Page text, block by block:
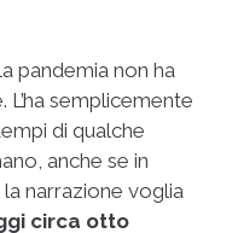
pandemia non ha
semplicemente
di qualche
anche se in
narrazione voglia
circa otto